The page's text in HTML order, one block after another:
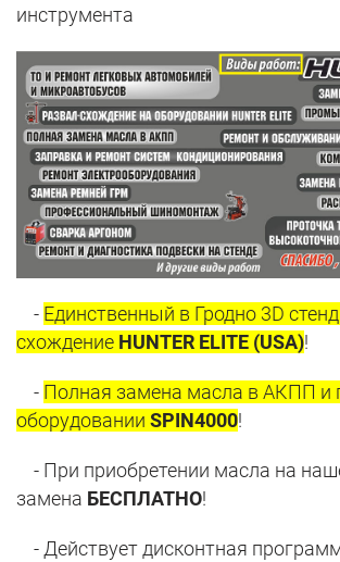
инструмента
- Единственный в Гродно 3D
схождение HUNTER ELITE (USA)!
- Полная замена масла в АКПП и
оборудовании SPIN4000!
- При приобретении масла на
замена БЕСПЛАТНО!
- Действует дисконтная